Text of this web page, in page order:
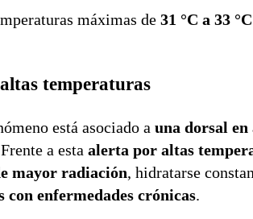
máximas de 31 °C a 33 °C
temperaturas
está asociado a una dorsal
a esta alerta por altas
mayor radiación, hidratarse
con enfermedades crónicas.